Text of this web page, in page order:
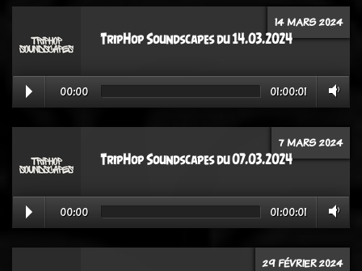
14 MARS 2024
TripHop Soundscapes du 14.03.2024
00:00 01:00:01
7 MARS 2024
TripHop Soundscapes du 07.03.2024
00:00 01:00:01
29 FÉVRIER 2024